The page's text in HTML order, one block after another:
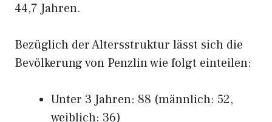
44,7 Jahren.
Bezüglich der Altersstruktur lässt sich die
Bevölkerung von Penzlin wie folgt einteilen:
Unter 3 Jahren: 88 (männlich: 52,
weiblich: 36)